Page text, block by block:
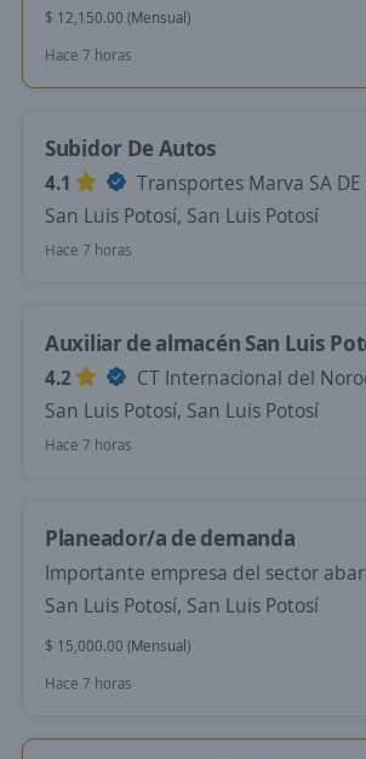
$ 12,150.00 (Mensual)
Hace 7 horas
Subidor De Autos
4.1
Transportes Marva SA DE
San Luis Potosí, San Luis Potosí
Hace 7 horas
Auxiliar de almacén San Luis
4.2
CT Internacional del
San Luis Potosí, San Luis Potosí
Hace 7 horas
Planeador/a de demanda
Importante empresa del sector
San Luis Potosí, San Luis Potosí
$ 15,000.00 (Mensual)
Hace 7 horas